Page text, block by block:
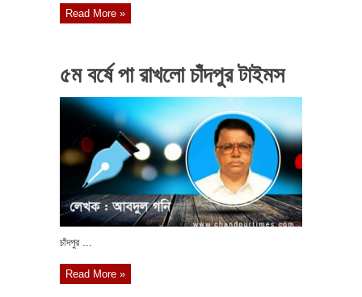
Read More »
৫ম বর্ষে পা রাখলো চাঁদপুর টাইমস
চাঁদপুর ...
Read More »